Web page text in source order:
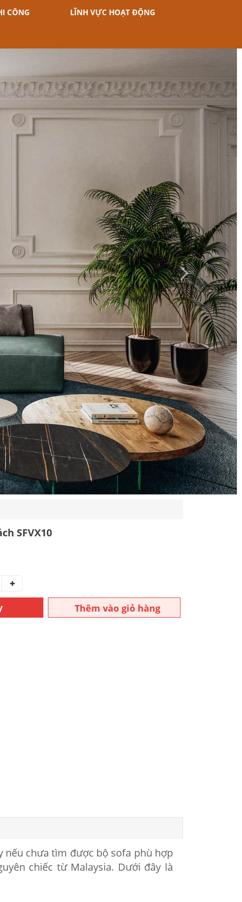
CÔNG LĨNH VỰC HOẠT ĐỘNG
SFVX10
Thêm vào giỏ hàng
nếu chưa tìm được bộ sofa phù hợp
chiếc từ Malaysia. Dưới đây là